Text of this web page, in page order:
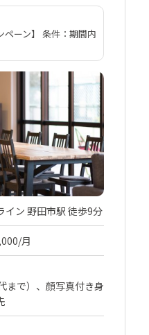
ペーン】 条件：期間内
イン 野田市駅 徒歩9分
月
まで）、顔写真付き身